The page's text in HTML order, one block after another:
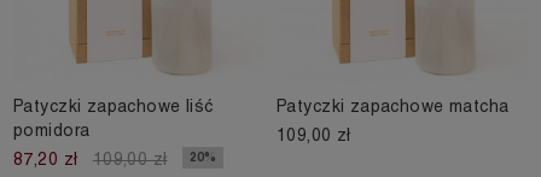
Patyczki zapachowe liść
pomidora
87,20 zł
109,00 zł 20%
Patyczki zapachowe matcha
109,00 zł